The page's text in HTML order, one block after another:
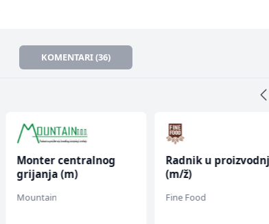
KOMENTARI (36)
Monter centralnog
grijanja (m)
Mountain
Radnik u
(m/ž)
Fine Food